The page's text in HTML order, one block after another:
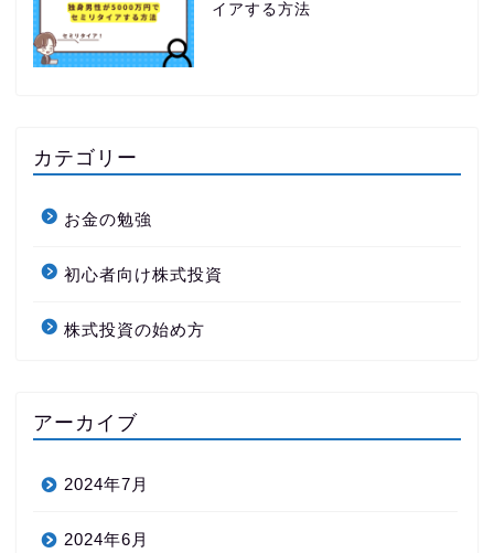
イアする方法
カテゴリー
お金の勉強
初心者向け株式投資
株式投資の始め方
アーカイブ
2024年7月
2024年6月